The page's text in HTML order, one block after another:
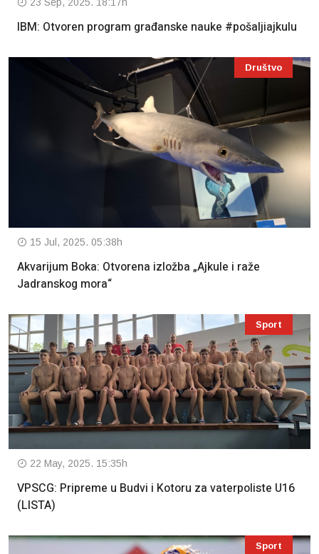
23 Sep, 2025. 18:17h
IBM: Otvoren program građanske nauke #pošaljiajkulu
Društvo
15 Jul, 2025. 05:38h
Akvarijum Boka: Otvorena izložba „Ajkule i raže
Jadranskog mora“
Sport
22 May, 2025. 15:35h
VPSCG: Pripreme u Budvi i Kotoru za vaterpoliste U16
(LISTA)
Sport